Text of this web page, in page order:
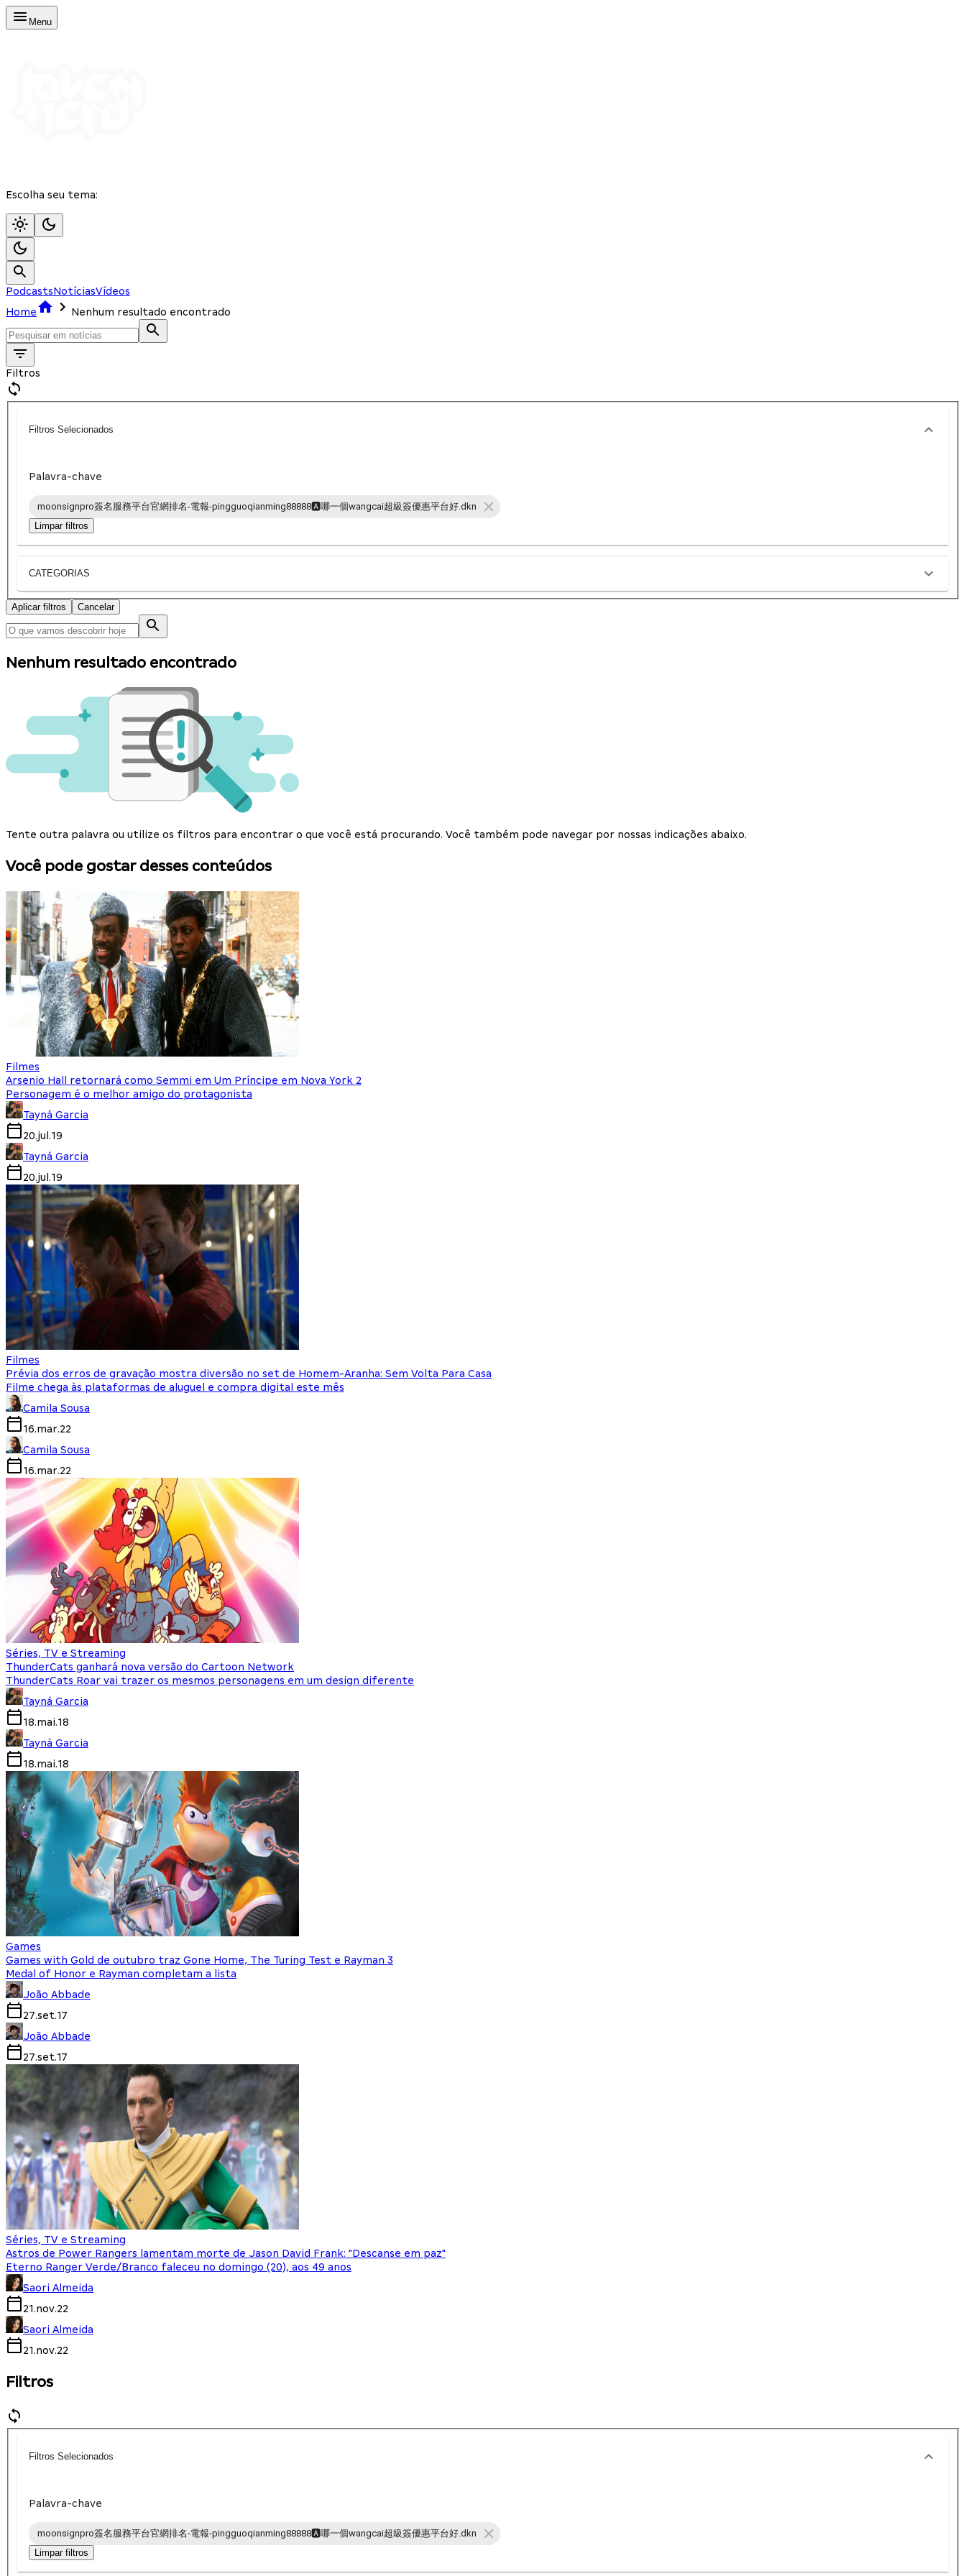
Menu
Escolha seu tema:
PodcastsNotíciasVídeos
Home
Nenhum resultado encontrado
Filtros
Filtros Selecionados
Palavra-chave
moonsignpro簽名服務平台官網排名-電報-pingguoqianming88888🅰️哪一個wangcai超級簽優惠平台好.dkn
Limpar filtros
CATEGORIAS
Aplicar filtros Cancelar
Nenhum resultado encontrado
Tente outra palavra ou utilize os filtros para encontrar o que você está procurando. Você também pode navegar por nossas indicações abaixo.
Você pode gostar desses conteúdos
Filmes
Arsenio Hall retornará como Semmi em Um Príncipe em Nova York 2
Personagem é o melhor amigo do protagonista
Tayná Garcia
20.jul.19
Tayná Garcia
20.jul.19
Filmes
Prévia dos erros de gravação mostra diversão no set de Homem-Aranha: Sem Volta Para Casa
Filme chega às plataformas de aluguel e compra digital este mês
Camila Sousa
16.mar.22
Camila Sousa
16.mar.22
Séries, TV e Streaming
ThunderCats ganhará nova versão do Cartoon Network
ThunderCats Roar vai trazer os mesmos personagens em um design diferente
Tayná Garcia
18.mai.18
Tayná Garcia
18.mai.18
Games
Games with Gold de outubro traz Gone Home, The Turing Test e Rayman 3
Medal of Honor e Rayman completam a lista
João Abbade
27.set.17
João Abbade
27.set.17
Séries, TV e Streaming
Astros de Power Rangers lamentam morte de Jason David Frank: "Descanse em paz"
Eterno Ranger Verde/Branco faleceu no domingo (20), aos 49 anos
Saori Almeida
21.nov.22
Saori Almeida
21.nov.22
Filtros
Filtros Selecionados
Palavra-chave
moonsignpro簽名服務平台官網排名-電報-pingguoqianming88888🅰️哪一個wangcai超級簽優惠平台好.dkn
Limpar filtros